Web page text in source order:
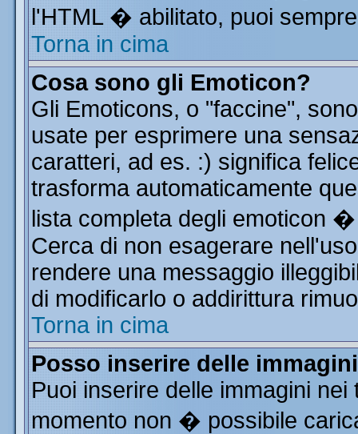
l'HTML � abilitato, puoi
Torna in cima
Cosa sono gli Emoticon?
Gli Emoticons, o "faccine",
usate per esprimere una
caratteri, ad es. :) significa
trasforma automaticamente
lista completa degli emoticon
Cerca di non esagerare
rendere una messaggio
di modificarlo o addirittura
Torna in cima
Posso inserire delle
Puoi inserire delle immagini
momento non � possibile